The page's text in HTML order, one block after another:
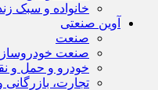
خانواده و سبک
آوین صنعتی
صنعت
صنعت
خودرو و حمل و
تجارت،